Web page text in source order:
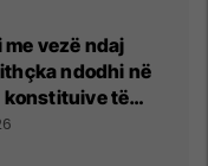
vezë ndaj
ndodhi në
konstituive të